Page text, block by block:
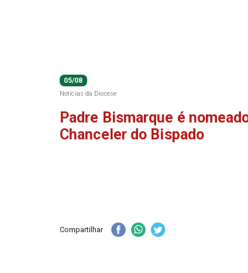
05/08
Notícias da Diocese
Padre Bismarque é
Chanceler do Bispado
Compartilhar